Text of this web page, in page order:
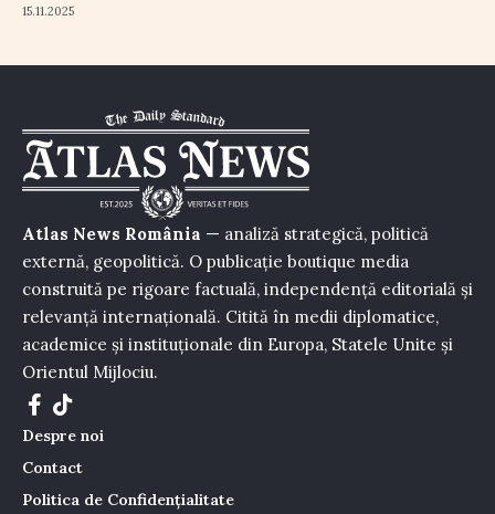
15.11.2025
Atlas News România — analiză strategică, politică
externă, geopolitică. O publicație boutique media
construită pe rigoare factuală, independență editorială și
relevanță internațională. Citită în medii diplomatice,
academice și instituționale din Europa, Statele Unite și
Orientul Mijlociu.
Despre noi
Contact
Politica de Confidențialitate